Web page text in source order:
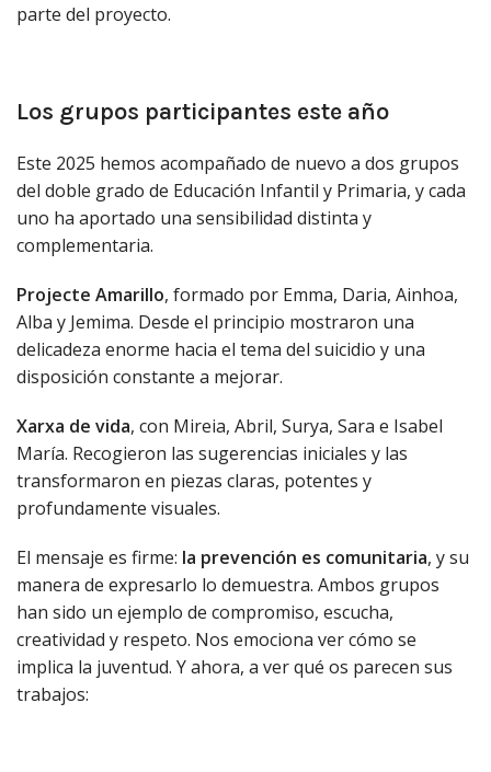
parte del proyecto.
Los grupos participantes este año
Este 2025 hemos acompañado de nuevo a dos grupos
del doble grado de Educación Infantil y Primaria, y cada
uno ha aportado una sensibilidad distinta y
complementaria.
Projecte Amarillo, formado por Emma, Daria, Ainhoa,
Alba y Jemima. Desde el principio mostraron una
delicadeza enorme hacia el tema del suicidio y una
disposición constante a mejorar.
Xarxa de vida, con Mireia, Abril, Surya, Sara e Isabel
María. Recogieron las sugerencias iniciales y las
transformaron en piezas claras, potentes y
profundamente visuales.
El mensaje es firme: la prevención es comunitaria, y su
manera de expresarlo lo demuestra. Ambos grupos
han sido un ejemplo de compromiso, escucha,
creatividad y respeto. Nos emociona ver cómo se
implica la juventud. Y ahora, a ver qué os parecen sus
trabajos: